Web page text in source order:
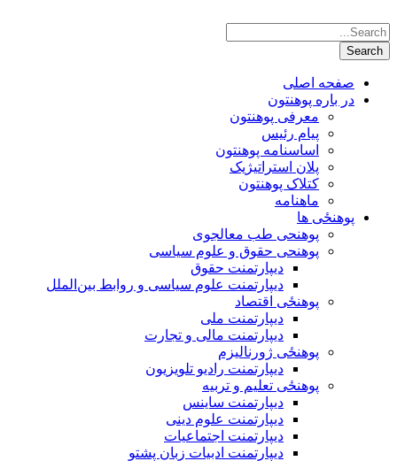
صفحه اصلی
در باره پوهنتون
معرفی پوهنتون
پیام رئیس
اساسنامه پوهنتون
پلان استراتیژیک
کتلاک پوهنتون
ماهنامه
پوهنځی ها
پوهنحی طب معالجوی
پوهنحی حقوق و علوم سیاسی
دیپارتمنت حقوق
دیپارتمنت علوم سیاسی و روابط بین‌الملل
پوهنځی اقتصاد
دیپارتمنت ملی
دیپارتمنت مالی و تجارت
پوهنځی ژورنالیزم
دیپارتمنت رادیو تلویزیون
پوهنځی تعلیم و تربیه
دیپارتمنت ساینس
دیپارتمنت علوم دینی
دیپارتمنت اجتماعیات
دیپارتمنت ادبیات زبان پشتو